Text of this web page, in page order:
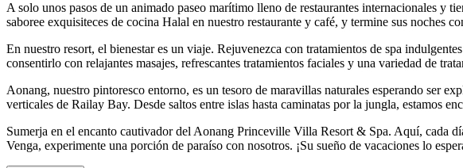
A solo unos pasos de un animado paseo marítimo lleno de restaurantes internacionales y
saboree exquisiteces de cocina Halal en nuestro restaurante y café, y termine sus noches
En nuestro resort, el bienestar es un viaje. Rejuvenezca con tratamientos de spa
consentirlo con relajantes masajes, refrescantes tratamientos faciales y una variedad de
Aonang, nuestro pintoresco entorno, es un tesoro de maravillas naturales esperando ser
verticales de Railay Bay. Desde saltos entre islas hasta caminatas por la jungla, estamos
Sumerja en el encanto cautivador del Aonang Princeville Villa Resort & Spa. Aquí, cada
Venga, experimente una porción de paraíso con nosotros. ¡Su sueño de vacaciones lo